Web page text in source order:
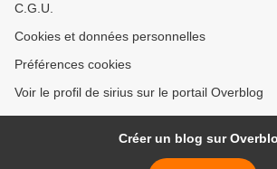
C.G.U.
Cookies et données personnelles
Préférences cookies
Voir le profil de sirius sur le portail Overblog
Créer un blog sur